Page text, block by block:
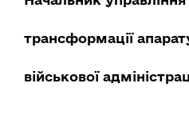
трансформації
військової